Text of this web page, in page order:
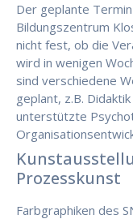
Der geplante
Bildungszentrum
nicht fest, ob die
wird in wenigen
sind verschiedene
geplant, z.B.
unterstützte
Prozesskunst
Farbgraphiken des